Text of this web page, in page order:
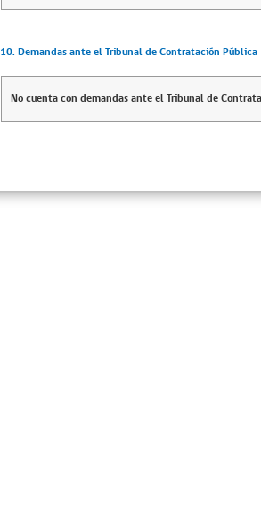
10. Demandas ante el Tribunal de Contratación Pública
No cuenta con demandas ante el Tribunal de